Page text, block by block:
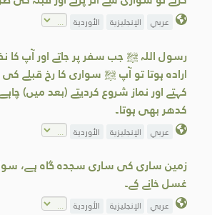
عربي الإنجليزية الأوردية
رسول اللہ ﷺ جب سفر پر جاتے اور آپ کا
ارادہ ہوتا تو آپ ﷺ سواری کا رخ قبلے
کہتے اور نماز شروع کردیتے (بعد میں)
کدھر بھی ہوتا۔
عربي الإنجليزية الأوردية
زمین ساری کی ساری سجدہ گاہ ہے،
غسل خانے کے۔
عربي الإنجليزية الأوردية